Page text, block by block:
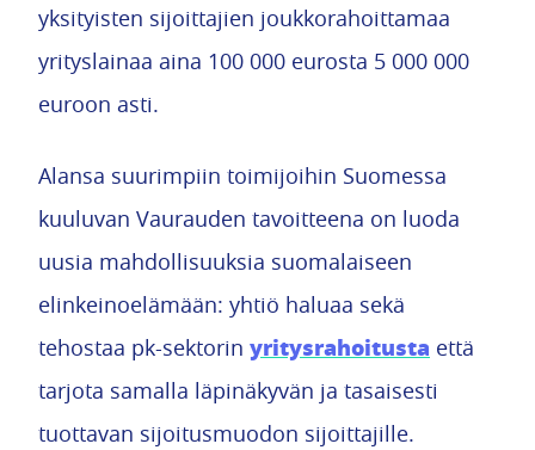
yksityisten sijoittajien joukkorahoittamaa
yrityslainaa aina 100 000 eurosta 5 000 000
euroon asti.
Alansa suurimpiin toimijoihin Suomessa
kuuluvan Vaurauden tavoitteena on luoda
uusia mahdollisuuksia suomalaiseen
elinkeinoelämään: yhtiö haluaa sekä
tehostaa pk-sektorin yritysrahoitusta että
tarjota samalla läpinäkyvän ja tasaisesti
tuottavan sijoitusmuodon sijoittajille.